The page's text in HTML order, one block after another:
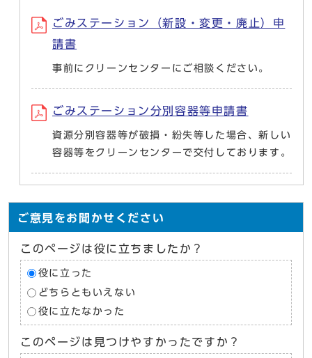
ごみステーション（新設・変更・廃止）申
請書
事前にクリーンセンターにご相談ください。
ごみステーション分別容器等申請書
資源分別容器等が破損・紛失等した場合、新しい
容器等をクリーンセンターで交付しております。
ご意見をお聞かせください
このページは役に立ちましたか？
役に立った
どちらともいえない
役に立たなかった
このページは見つけやすかったですか？